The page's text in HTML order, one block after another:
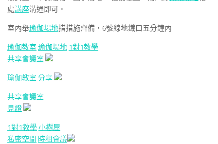
處講座溝通即可。
室內舉瑜伽場地措措施齊備，6號線地鐵口五分鐘內
瑜伽教室 瑜伽場地 1對1教學
共享會議室
瑜伽教室 分享
共享會議室
見證
1對1教學小樹屋
私密空間 時租會議